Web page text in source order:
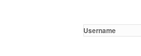
Username